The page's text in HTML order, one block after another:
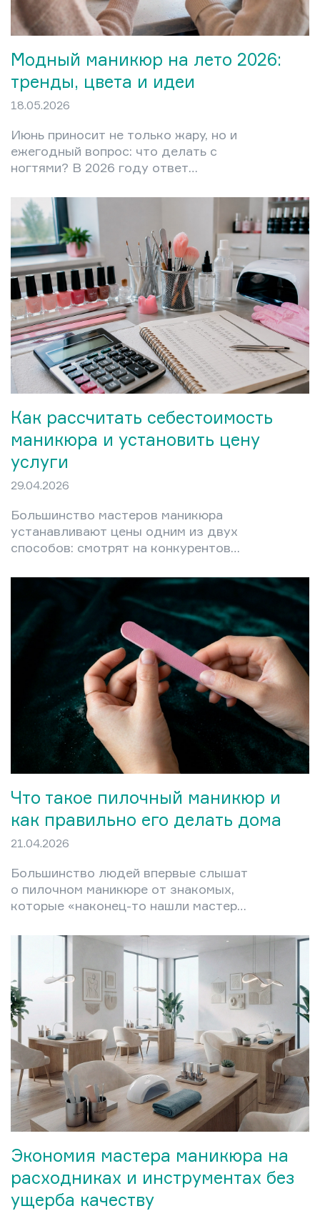
Модный маникюр на лето 2026:
тренды, цвета и идеи
18.05.2026
Июнь приносит не только жару, но и
ежегодный вопрос: что делать с
ногтями? В 2026 году ответ
Никакого визуального перегруза,
никакого навязчивого декора на
каждом ноготке. Модный маникюр
этого лета строится на трёх
принципах: чистота формы, живой
цвет и лёгкость покрытия.
Как рассчитать себестоимость
маникюра и установить цену
услуги
29.04.2026
Большинство мастеров маникюра
устанавливают цены одним из двух
способов: смотрят на конкурентов
подхода приводят к одному
результату — либо постоянному
недозаработку, либо к потере
клиентов после внезапного
повышения цен, которое кажется
окружающим произвольным. Между
тем существует конкретная
математика, которая превращает
ценообразование из догадки в
управляемый процесс. В этой статье
разберём полную структуру
себестоимости маникюрной…
Что такое пилочный маникюр и
как правильно его делать дома
21.04.2026
Большинство людей впервые слышат
о пилочном маникюре от знакомых,
которые «наконец-то нашли мастера,
случайно: техника появилась именно
как ответ на проблему
травматичного обрезного ухода —
болезненного, рискованного и
парадоксально ускоряющего рост
кутикулы. В этой статье разберём,
что представляет собой пилочный
маникюр, чем он отличается от
обрезного и аппаратного, кому
подходит, а кому — нет, и как
освоить технику дома без…
Экономия мастера маникюра на
расходниках и инструментах без
ущерба качеству